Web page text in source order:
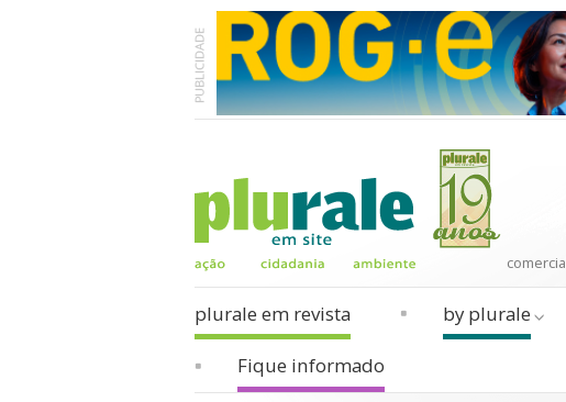
plurale em revista by plurale
Fique informado